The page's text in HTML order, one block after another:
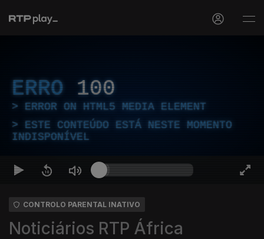
ERRO 100
ERROR ON HTML5 MEDIA ELEMENT
ESTE CONTEÚDO ESTÁ NESTE MOMENTO
INDISPONÍVEL
CONTROLO PARENTAL INATIVO
Noticiários RTP África